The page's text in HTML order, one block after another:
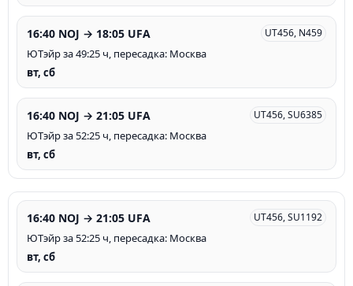
16:40 NOJ → 18:05 UFA UT456, N459
ЮТэйр за 49:25 ч, пересадка: Москва
вт, сб
16:40 NOJ → 21:05 UFA UT456, SU6385
ЮТэйр за 52:25 ч, пересадка: Москва
вт, сб
16:40 NOJ → 21:05 UFA UT456, SU1192
ЮТэйр за 52:25 ч, пересадка: Москва
вт, сб